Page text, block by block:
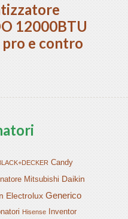
12000BTU
pro e contro
Candy
Mitsubishi Daikin
Electrolux Generico
Hisense Inventor